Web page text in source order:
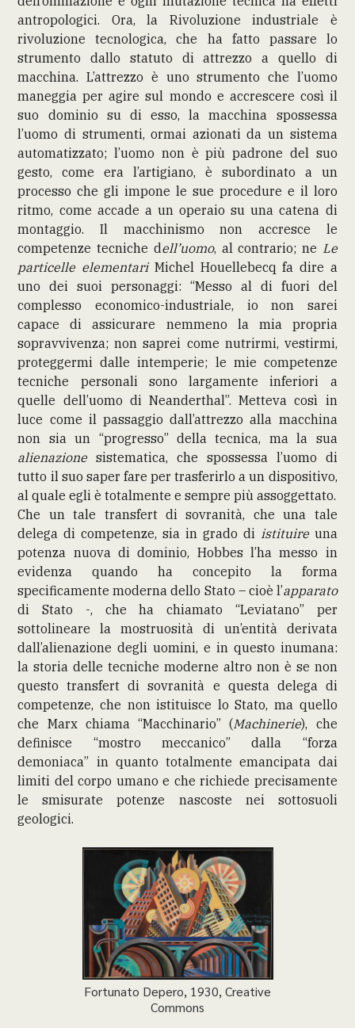
antropologici. Ora, la Rivoluzione industriale è
rivoluzione tecnologica, che ha fatto passare lo
strumento dallo statuto di attrezzo a quello di
macchina. L’attrezzo è uno strumento che l’uomo
maneggia per agire sul mondo e accrescere così il
suo dominio su di esso, la macchina spossessa
l’uomo di strumenti, ormai azionati da un sistema
automatizzato; l’uomo non è più padrone del suo
gesto, come era l’artigiano, è subordinato a un
processo che gli impone le sue procedure e il loro
ritmo, come accade a un operaio su una catena di
montaggio. Il macchinismo non accresce le
competenze tecniche dell’uomo, al contrario; ne Le
particelle elementariMichel Houellebecq fa dire a
uno dei suoi personaggi: “Messo al di fuori del
complesso economico-industriale, io non sarei
capace di assicurare nemmeno la mia propria
sopravvivenza; non saprei come nutrirmi, vestirmi,
proteggermi dalle intemperie; le mie competenze
tecniche personali sono largamente inferiori a
quelle dell’uomo di Neanderthal”. Metteva così in
luce come il passaggio dall’attrezzo alla macchina
non sia un “progresso” della tecnica, ma la sua
alienazionesistematica, che spossessa l’uomo di
tutto il suo saper fare per trasferirlo a un dispositivo,
al quale egli è totalmente e sempre più assoggettato.
Che un tale transfert di sovranità, che una tale
delega di competenze, sia in grado di istituireuna
potenza nuova di dominio, Hobbes l’ha messo in
evidenza quando ha concepito la forma
specificamente moderna dello Stato – cioè l’apparato
di Stato -, che ha chiamato “Leviatano” per
sottolineare la mostruosità di un’entità derivata
dall’alienazione degli uomini, e in questo inumana:
la storia delle tecniche moderne altro non è se non
questo transfert di sovranità e questa delega di
competenze, che non istituisce lo Stato, ma quello
che Marx chiama “Macchinario” (Machinerie), che
definisce “mostro meccanico” dalla “forza
demoniaca” in quanto totalmente emancipata dai
limiti del corpo umano e che richiede precisamente
le smisurate potenze nascoste nei sottosuoli
geologici.
Fortunato Depero, 1930, Creative
Commons